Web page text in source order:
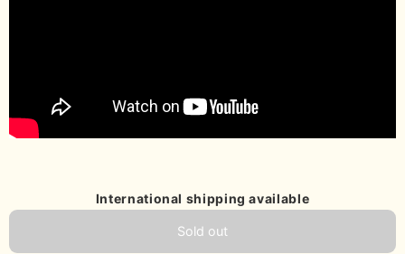
International shipping available
Sold out